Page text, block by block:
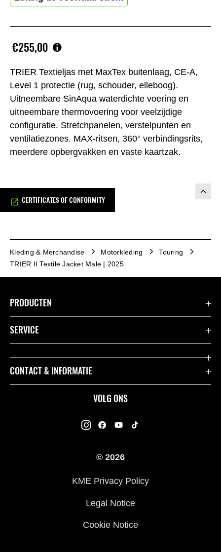
TRIER Textieljas met MaxTex buitenlaag, CE-A,
Level 1 protectie (rug, schouder, elleboog).
Uitneembare SinAqua waterdichte voering en
uitneembare thermovoering voor veelzijdige
configuratie. Stretchpanelen, verstelpunten en
ventilatiezones. MAX-ritsen, 360° verbindingsrits,
meerdere opbergvakken en vaste kaartzak.
€255,00
CERTIFICATES OF CONFORMITY
Kleding & Merchandise Motorkleding
Touring
TRIER II Textile Jacket Male | 2025
VOLG ONS
PRODUCTEN
Accessoires & Onderdelen
Motoren
SERVICE
K-Care Fabrieksgarantie
Kawasaki Road Assistance
Kawasaki Insurance
CONTACT & INFORMATIE
© 2026
KME Privacy Policy
Legal Notice
Cookie Notice